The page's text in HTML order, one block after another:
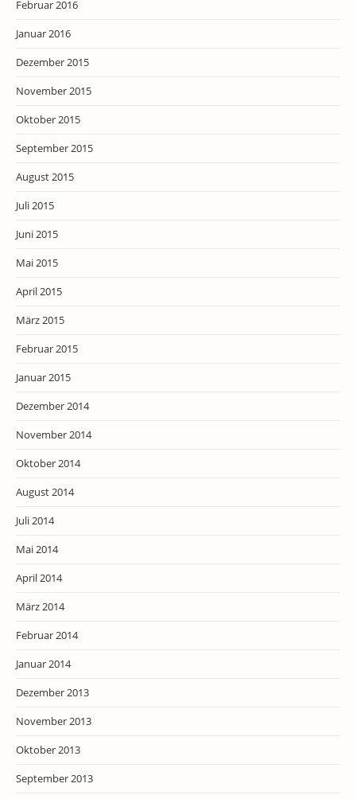
Februar 2016
Januar 2016
Dezember 2015
November 2015
Oktober 2015
September 2015
August 2015
Juli 2015
Juni 2015
Mai 2015
April 2015
März 2015
Februar 2015
Januar 2015
Dezember 2014
November 2014
Oktober 2014
August 2014
Juli 2014
Mai 2014
April 2014
März 2014
Februar 2014
Januar 2014
Dezember 2013
November 2013
Oktober 2013
September 2013